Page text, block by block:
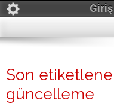
Giriş
Son
güncelleme